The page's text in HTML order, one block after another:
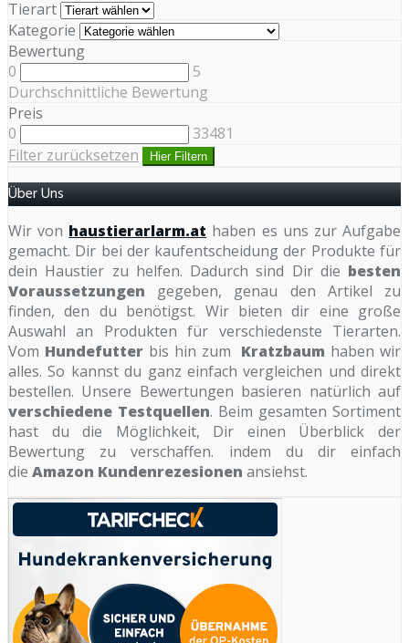
Tierart
Kategorie
Bewertung
0
5
Durchschnittliche Bewertung
Preis
0
33481
Filter zurücksetzen
Hier Filtern
Über Uns
Wir von haustierarlarm.at haben es uns zur Aufgabe
gemacht. Dir bei der kaufentscheidung der Produkte für
dein Haustier zu helfen. Dadurch sind Dir die besten
Voraussetzungen gegeben, genau den Artikel zu
finden, den du benötigst. Wir bieten dir eine große
Auswahl an Produkten für verschiedenste Tierarten.
Vom Hundefutter bis hin zum Kratzbaum haben wir
alles. So kannst du ganz einfach vergleichen und direkt
bestellen. Unsere Bewertungen basieren natürlich auf
verschiedene Testquellen. Beim gesamten Sortiment
hast du die Möglichkeit, Dir einen Überblick der
Bewertung zu verschaffen. indem du dir einfach
die Amazon Kundenrezesionen ansiehst.